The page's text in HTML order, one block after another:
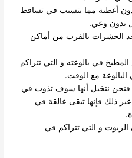
أغطية مما يتسبب في تساقط
بدون وعي.
الحشرات بالقرب من أماكن
المطبخ في بالوعته و التي تتراكم
مع الوقت.
فنحن نتخيل أنها سوف تذوب في
ذلك فإنها تبقى عالقة في
الزيوت و التي تتراكم في